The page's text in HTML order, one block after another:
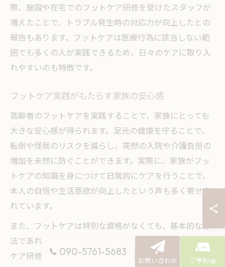
際、施設や在宅でのフットケア研修を受けたスタッフが
増えたことで、トラブル発生時の対応力が向上したとの
報告もあります。フットケアは医療行為に該当しない範
囲でも多くの人が実践できるため、日々のケアに取り入
れやすいのも特徴です。
フットケア実践がもたらす家族の安心感
高齢者のフットケアを実践することで、家族にとっても
大きな安心感が得られます。足元の健康を守ることで、
転倒や怪我のリスクを減らし、突然の入院や介護負担の
増加を未然に防ぐことができます。実際に、家族がフッ
トケアの知識を身につけて日常的にケアを行うことで、
本人の自信や生活意欲が向上したという声も多く寄せら
れています。
また、フットケアは特別な資格がなくても、基本的な方
法であれば家族でも実践可能です。必要に応じてフット
ケア研修や専門職のアドバイスを受けることで、より安
090-5761-5683
お問い合わせ ご予約